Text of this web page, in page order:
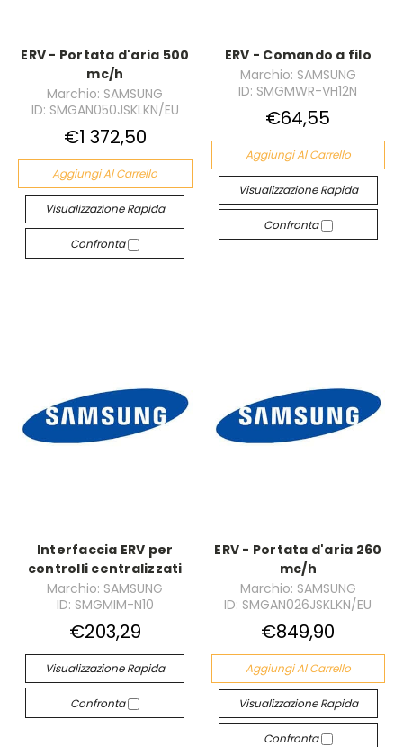
ERV - Portata d'aria 500
mc/h
Marchio: SAMSUNG
ID: SMGAN050JSKLKN/EU
€1 372,50
Aggiungi Al Carrello
Visualizzazione Rapida
Confronta
ERV - Comando a filo
Marchio: SAMSUNG
ID: SMGMWR-VH12N
€64,55
Aggiungi Al Carrello
Visualizzazione Rapida
Confronta
Interfaccia ERV per
controlli centralizzati
Marchio: SAMSUNG
ID: SMGMIM-N10
€203,29
Visualizzazione Rapida
Confronta
ERV - Portata d'aria 260
mc/h
Marchio: SAMSUNG
ID: SMGAN026JSKLKN/EU
€849,90
Aggiungi Al Carrello
Visualizzazione Rapida
Confronta